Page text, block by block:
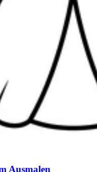
Ausmalen